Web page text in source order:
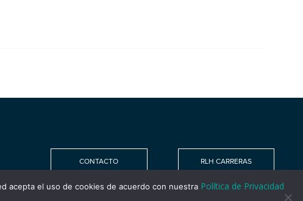
CONTACTO RLH CARRERAS
acepta el uso de cookies de acuerdo con nuestra Política de Privacidad